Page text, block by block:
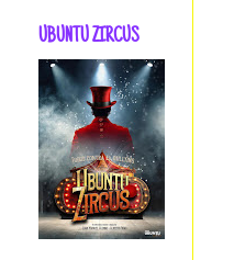
UBUNTU ZIRCUS